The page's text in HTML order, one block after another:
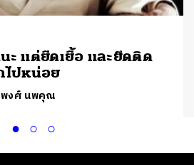
ะ แต่ยืดเยื้อ และยึดติด
ปหน่อย
พงศ์ นพคุณ